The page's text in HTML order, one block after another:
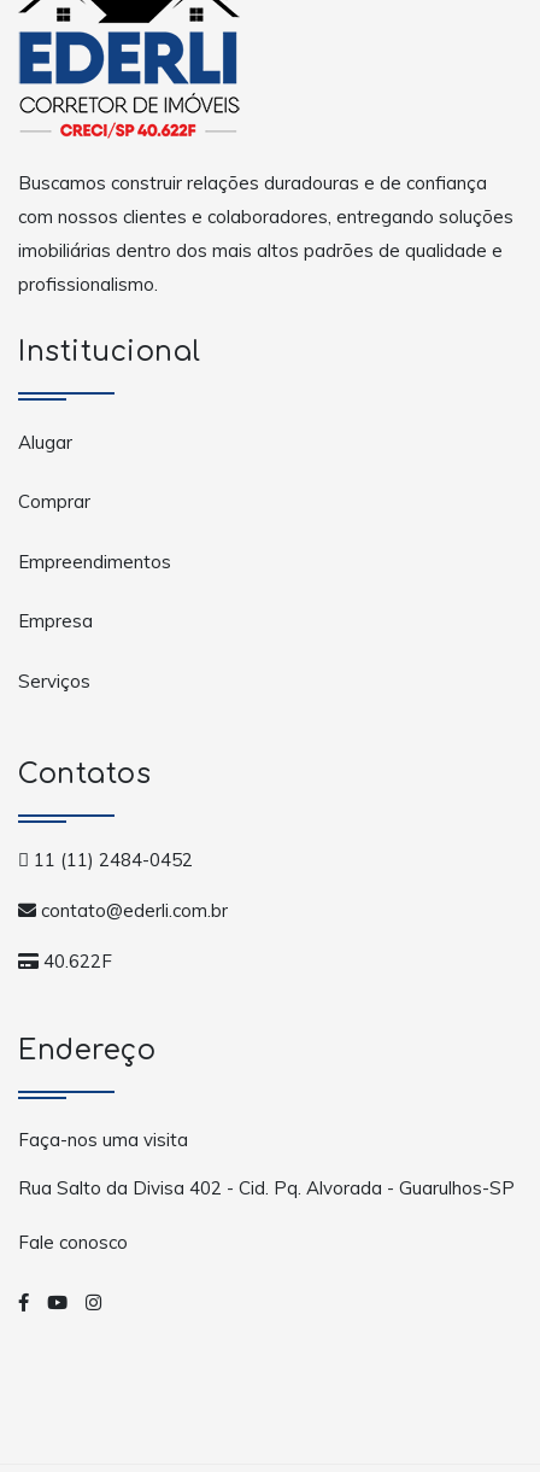
Buscamos construir relações duradouras e de confiança
com nossos clientes e colaboradores, entregando soluções
imobiliárias dentro dos mais altos padrões de qualidade e
profissionalismo.
Institucional
Alugar
Comprar
Empreendimentos
Empresa
Serviços
Contatos
11 (11) 2484-0452
contato@ederli.com.br
40.622F
Endereço
Faça-nos uma visita
Rua Salto da Divisa 402 - Cid. Pq. Alvorada - Guarulhos-SP
Fale conosco